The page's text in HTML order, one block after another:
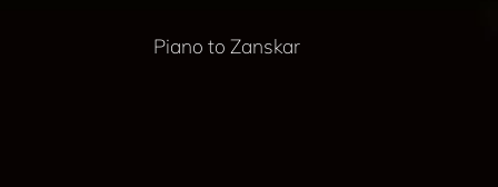
Piano to Zanskar